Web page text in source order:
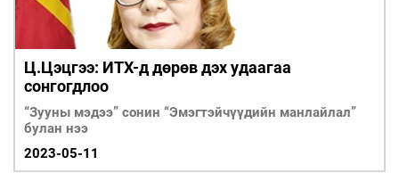
Ц.Цэцгээ: ИТХ-д дөрөв дэх удаагаа
сонгогдлоо
“Зууны мэдээ” сонин “Эмэгтэйчүүдийн манлайлал”
булан нээ
2023-05-11